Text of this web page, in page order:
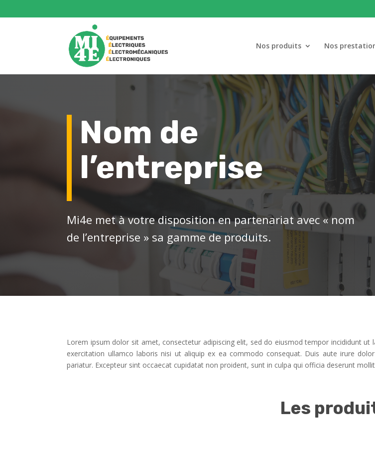
Nos produits Nos
Nom de
l’entreprise
Mi4e met à votre disposition en partenariat avec « nom
de l’entreprise » sa gamme de produits.
Lorem ipsum dolor sit amet, consectetur adipiscing elit, sed do eiusmod tempor incididunt
exercitation ullamco laboris nisi ut aliquip ex ea commodo consequat. Duis aute irure
pariatur. Excepteur sint occaecat cupidatat non proident, sunt in culpa qui officia deserunt
Les